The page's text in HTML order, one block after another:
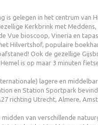
is gelegen in het centrum van
Kerkbrink met
Vue bioscoop, Vineria en
Hilvertshof, populaire
Ook de gezellige
is op maar 3 minuten
lagere en
en Station Sportpark
richting Utrecht, Almere,
van verschillende